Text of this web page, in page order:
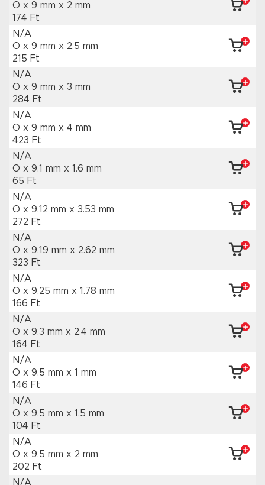
O x 9 mm x 2 mm
174 Ft
N/A
O x 9 mm x 2.5 mm
215 Ft
N/A
O x 9 mm x 3 mm
284 Ft
N/A
O x 9 mm x 4 mm
423 Ft
N/A
O x 9.1 mm x 1.6 mm
65 Ft
N/A
O x 9.12 mm x 3.53 mm
272 Ft
N/A
O x 9.19 mm x 2.62 mm
323 Ft
N/A
O x 9.25 mm x 1.78 mm
166 Ft
N/A
O x 9.3 mm x 2.4 mm
164 Ft
N/A
O x 9.5 mm x 1 mm
146 Ft
N/A
O x 9.5 mm x 1.5 mm
104 Ft
N/A
O x 9.5 mm x 2 mm
202 Ft
N/A